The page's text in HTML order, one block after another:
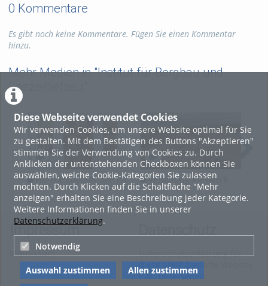
Diese Webseite verwendet Cookies
Wir verwenden Cookies, um unsere Website optimal für Sie
zu gestalten. Mit dem Bestätigen des Buttons "Akzeptieren"
stimmen Sie der Verwendung von Cookies zu. Durch
Anklicken der untenstehenden Checkboxen können Sie
auswählen, welche Cookie-Kategorien Sie zulassen
möchten. Durch Klicken auf die Schaltfläche "Mehr
anzeigen" erhalten Sie eine Beschreibung jeder Kategorie.
Weitere Informationen finden Sie in unserer
Datenschutzerklärung.
Notwendig
Auswahl zustimmen Allen zustimmen
вимогою циркулярної економіки. Метою досліджень є
використання мінеральної сировини при розробці
залізорудних кар’єрів, а саме: використання розкривних і
відходів збагачення, залучення у розробку техногенних
залізної руди. Встановлено основні види відходів і можливі
напрями їх застосування, а також основні напрями
утилізації відходів збагачення при розробці залізорудних
родовищ Кривбасу.
Доц. Ложніков О.В.
Tags:
anthropogene lagerstätten
erzlagerstätten
abraum
absetzschlämme
aufbereitungsrückstände
Kategorien: Bergbau
0 Kommentare
Es gibt noch keine Kommentare. Fügen Sie einen Kommentar
hinzu.
Mehr Medien in "Institut für Bergbau und
Spezialtiefbau"
Für die Zukunft der TU
Bergakademie Freiberg
Verladung Kieswerk
Löberitz
Impressum
Impressum
Datenschutzerklärung für
diese ViMP-basierte Website
inkl. Unterseiten